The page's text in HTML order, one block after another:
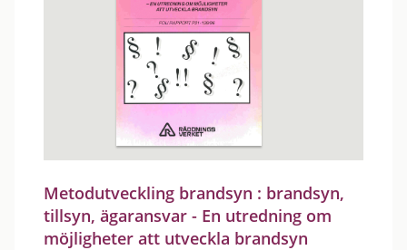
Metodutveckling brandsyn : brandsyn,
tillsyn, ägaransvar - En utredning om
möjligheter att utveckla brandsyn